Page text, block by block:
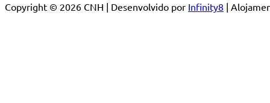
Copyright © 2026 CNH | Desenvolvido por Infinity8 |